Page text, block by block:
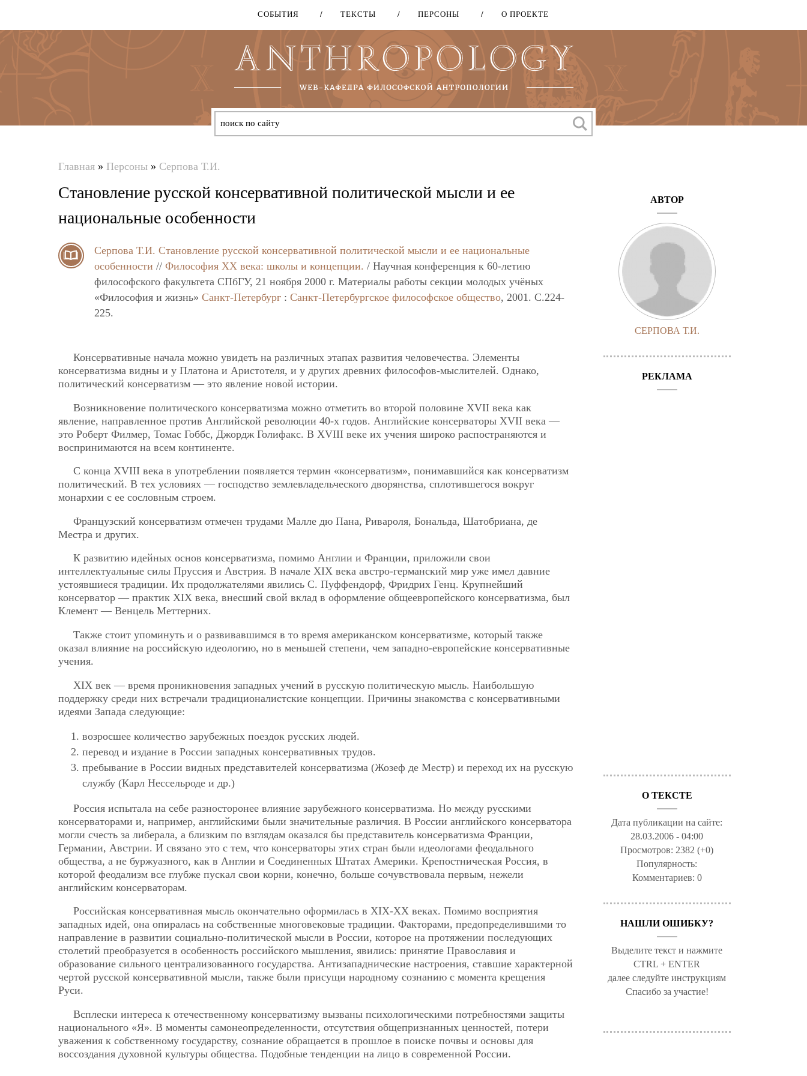
Перейти
основному
содержанию
СОБЫТИЯ ТЕКСТЫ ПЕРСОНЫ О ПРОЕКТЕ
здесь
Главная » Персоны » Серпова Т.И.
Становление русской консервативной политической мысли и ее
национальные особенности
Серпова Т.И. Становление русской консервативной политической мысли и ее национальные
особенности // Философия XX века: школы и концепции. / Научная конференция к 60-летию
философского факультета СПбГУ, 21 ноября 2000 г. Материалы работы секции молодых учёных
«Философия и жизнь» Санкт-Петербург : Санкт-Петербургское философское общество, 2001. C.224-
225.
Консервативные начала можно увидеть на различных этапах развития человечества. Элементы
консерватизма видны и у Платона и Аристотеля, и у других древних философов-мыслителей. Однако,
политический консерватизм — это явление новой истории.
Возникновение политического консерватизма можно отметить во второй половине XVII века как
явление, направленное против Английской революции 40-х годов. Английские консерваторы XVII века —
это Роберт Филмер, Томас Гоббс, Джордж Голифакс. В XVIII веке их учения широко распостраняются и
воспринимаются на всем континенте.
С конца XVIII века в употреблении появляется термин «консерватизм», понимавшийся как консерватизм
политический. В тех условиях — господство землевладельческого дворянства, сплотившегося вокруг
монархии с ее сословным строем.
Французский консерватизм отмечен трудами Малле дю Пана, Ривароля, Бональда, Шатобриана, де
Местра и других.
К развитию идейных основ консерватизма, помимо Англии и Франции, приложили свои
интеллектуальные силы Пруссия и Австрия. В начале XIX века австро-германский мир уже имел давние
устоявшиеся традиции. Их продолжателями явились С. Пуффендорф, Фридрих Генц. Крупнейший
консерватор — практик XIX века, внесший свой вклад в оформление общеевропейского консерватизма, был
Клемент — Венцель Меттерних.
Также стоит упоминуть и о развивавшимся в то время американском консерватизме, который также
оказал влияние на российскую идеологию, но в меньшей степени, чем западно-европейские консервативные
учения.
XIX век — время проникновения западных учений в русскую политическую мысль. Наибольшую
поддержку среди них встречали традиционалистские концепции. Причины знакомства с консервативными
идеями Запада следующие:
возросшее количество зарубежных поездок русских людей.
перевод и издание в России западных консервативных трудов.
пребывание в России видных представителей консерватизма (Жозеф де Местр) и переход их на русскую
службу (Карл Нессельроде и др.)
Россия испытала на себе разносторонее влияние зарубежного консерватизма. Но между русскими
консерваторами и, например, английскими были значительные различия. В России английского консерватора
могли счесть за либерала, а близким по взглядам оказался бы представитель консерватизма Франции,
Германии, Австрии. И связано это с тем, что консерваторы этих стран были идеологами феодального
общества, а не буржуазного, как в Англии и Соединенных Штатах Америки. Крепостническая Россия, в
которой феодализм все глубже пускал свои корни, конечно, больше сочувствовала первым, нежели
английским консерваторам.
Российская консервативная мысль окончательно оформилась в XIX-XX веках. Помимо восприятия
западных идей, она опиралась на собственные многовековые традиции. Факторами, предопределившими то
направление в развитии социально-политической мысли в России, которое на протяжении последующих
столетий преобразуется в особенность российского мышления, явились: принятие Православия и
образование сильного централизованного государства. Антизападнические настроения, ставшие характерной
чертой русской консервативной мысли, также были присущи народному сознанию с момента крещения
Руси.
Всплески интереса к отечественному консерватизму вызваны психологическими потребностями защиты
национального «Я». В моменты самонеопределенности, отсутствия общепризнанных ценностей, потери
уважения к собственному государству, сознание обращается в прошлое в поиске почвы и основы для
воссоздания духовной культуры общества. Подобные тенденции на лицо в современной России.
АВТОР
СЕРПОВА Т.И.
РЕКЛАМА
О ТЕКСТЕ
Дата публикации на сайте:
28.03.2006 - 04:00
Просмотров: 2382 (+0)
Популярность:
Комментариев: 0
НАШЛИ ОШИБКУ?
Выделите текст и нажмите
CTRL + ENTER
далее следуйте инструкциям
Спасибо за участие!